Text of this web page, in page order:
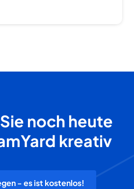
noch heute
kreativ
- es ist kostenlos!